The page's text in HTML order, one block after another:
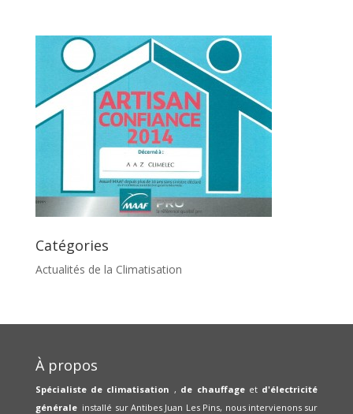
Catégories
Actualités de la Climatisation
À propos
Spécialiste de climatisation , de chauffageet d'électricité
générale installé sur Antibes Juan Les Pins, nous intervienons sur